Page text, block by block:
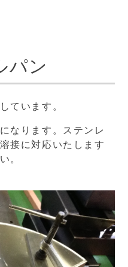
パン
ています。
なります。ステンレ
接に対応いたします
。